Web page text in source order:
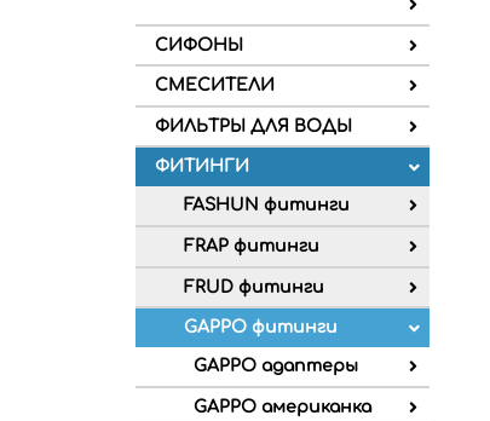
СИФОНЫ
СМЕСИТЕЛИ
ФИЛЬТРЫ ДЛЯ ВОДЫ
ФИТИНГИ
FASHUN фитинги
FRAP фитинги
FRUD фитинги
GAPPO фитинги
GAPPO адаптеры
GAPPO американка